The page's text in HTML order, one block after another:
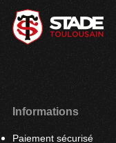
Informations
Paiement sécurisé